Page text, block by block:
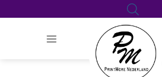
naar